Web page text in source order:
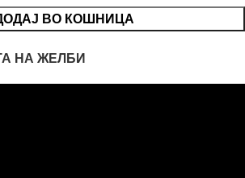
ВО КОШНИЦА
НА ЖЕЛБИ